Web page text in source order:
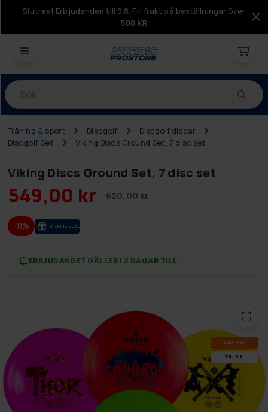
Slutrea! Erbjudanden till 9.8. Fri frakt på beställningar över
500 KR
Produkter
Träning & sport Discgolf
Discgolf discar
Discgolf Set
Viking Discs Ground Set, 7 disc set
Viking Discs Ground Set, 7 disc set
549,00 kr 620,00 kr
-11% GRA­TIS LE­VE­RANS
ERBJUDANDET GÄLLER I 2 DAGAR TILL
SLUT­REA
TILL 9.8.